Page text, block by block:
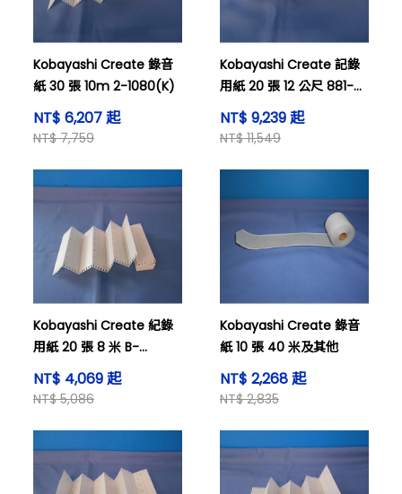
Kobayashi Create 錄音
紙 30 張 10m 2-1080(K)
NT$ 6,207 起
NT$ 7,759
Kobayashi Create 記錄
用紙 20 張 12 公尺 881-
100(K)
NT$ 9,239 起
NT$ 11,549
Kobayashi Create 紀錄
用紙 20 張 8 米 B-
100HB(K)
NT$ 4,069 起
NT$ 5,086
Kobayashi Create 錄音
紙 10 張 40 米及其他
NT$ 2,268 起
NT$ 2,835